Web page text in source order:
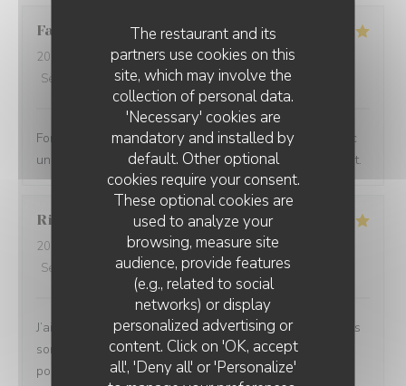
The restaurant and its
partners use cookies on this
site, which may involve the
collection of personal data.
'Necessary' cookies are
mandatory and installed by
default. Other optional
cookies require your consent.
These optional cookies are
used to analyze your
browsing, measure site
audience, provide features
(e.g., related to social
networks) or display
personalized advertising or
content. Click on 'OK, accept
all', 'Deny all' or 'Personalize'
Fabienne
2026-05-12
- 12:30 - Guests 2
Service
Ambiance: 5/5 Food:5/5 Value:
Formule du midi d'un excellent rapport qualité prix, avec
un service sympathique dans un lieu qui l'est tout autant.
Richard
2026-05-05
- 12:00 - Guests 2
Service
Ambiance:5 /5 Food:5 /5 Value:
J’ai passé une fois de plus un voyage culinaire , les plats
sont recherchés et excellente, l’équipe est gentille au
possible et à l’écoute Je recommande vivement